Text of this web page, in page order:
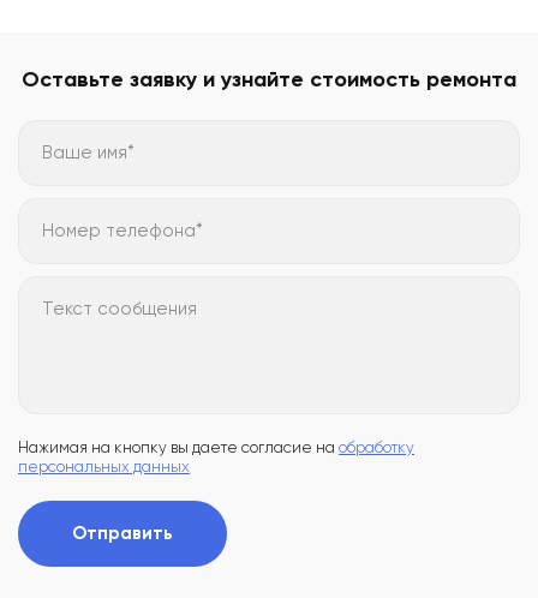
Оставьте заявку и узнайте стоимость ремонта
Ваше имя*
Номер телефона*
Текст сообщения
Нажимая на кнопку вы даете согласие на обработку
персональных данных
Отправить